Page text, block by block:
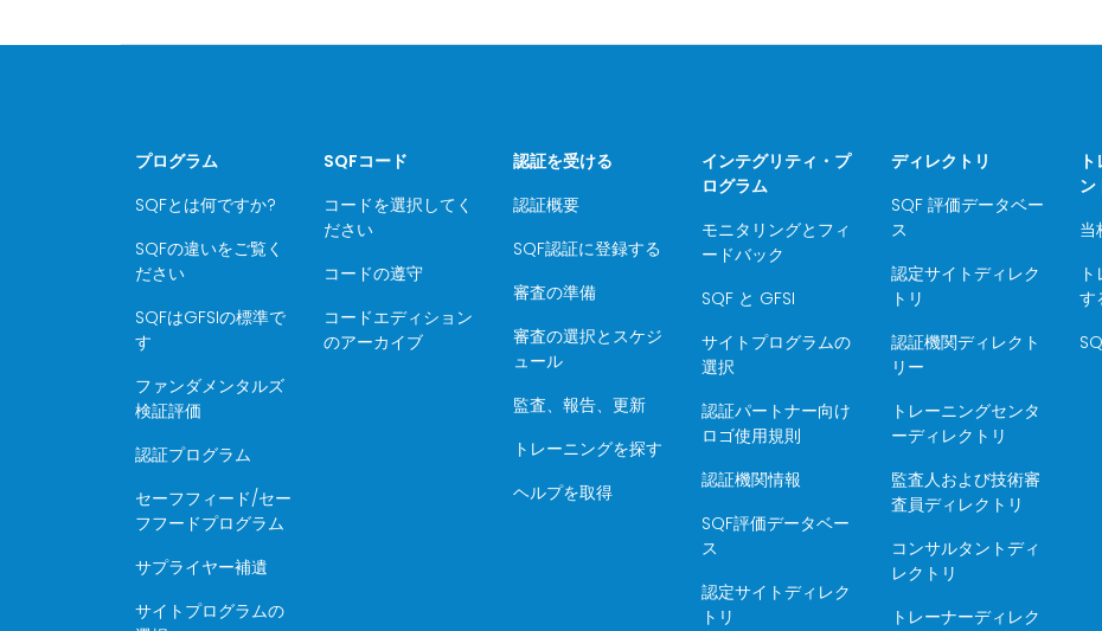
プログラム
SQFとは何ですか?
SQFの違いをご覧く
ださい
SQFはGFSIの標準で
す
ファンダメンタルズ
検証評価
認証プログラム
セーフフィード/セー
フフードプログラム
サプライヤー補遺
サイトプログラムの
SQFコード
コードを選択してく
ださい
コードの遵守
コードエディション
のアーカイブ
認証を受ける
認証概要
SQF認証に登録する
審査の準備
審査の選択とスケジ
ュール
監査、報告、更新
トレーニングを探す
ヘルプを取得
インテグリティ・プ
ログラム
モニタリングとフィ
ードバック
SQF と GFSI
サイトプログラムの
選択
認証パートナー向け
ロゴ使用規則
認証機関情報
SQF評価データベー
ス
認定サイトディレク
トリ
ディレクトリ
SQF 評価データベー
ス
認定サイトディレク
トリ
認証機関ディレクト
リー
トレーニングセンタ
ーディレクトリ
監査人および技術審
査員ディレクトリ
コンサルタントディ
レクトリ
トレーナーディレク
ン
当
す